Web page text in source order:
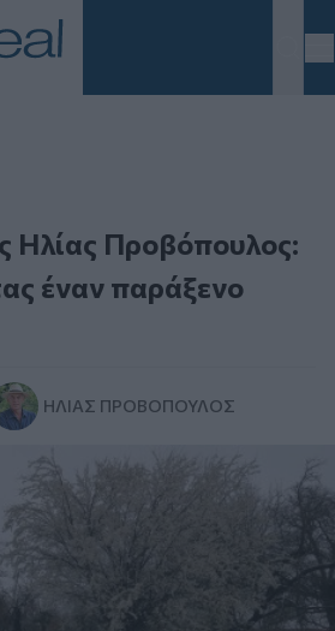
Ηλίας Προβόπουλος:
έναν παράξενο
ΗΛΊΑΣ ΠΡΟΒΌΠΟΥΛΟΣ